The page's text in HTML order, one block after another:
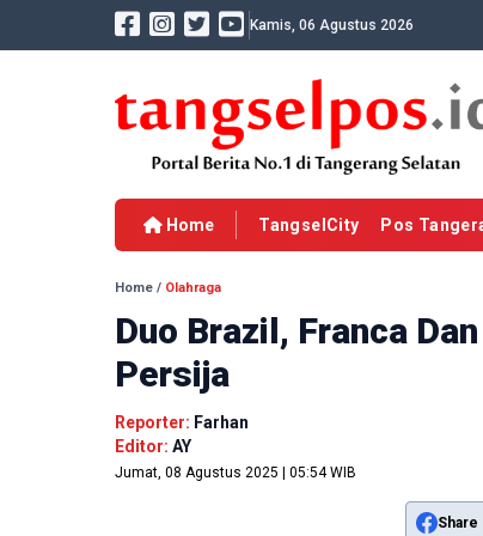
Kamis, 06 Agustus 2026
Home TangselCity Pos
Home / Olahraga
Duo Brazil, Franca
Persija
Reporter: Farhan
Editor: AY
Jumat, 08 Agustus 2025 | 05:54 WIB
Share